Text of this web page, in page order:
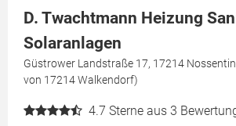
D. Twachtmann Heizung
Solaranlagen
Güstrower Landstraße 17, 17214
von 17214 Walkendorf)
4.7 Sterne aus 3